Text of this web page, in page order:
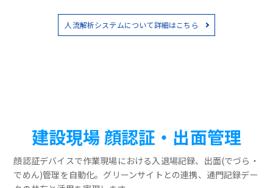
人流解析システムについて詳細はこちら
建設現場 顔認証・出面管理
顔認証デバイスで作業現場における入退場記録、出面(でづら・
でめん)管理を自動化。グリーンサイトとの連携、通門記録デー